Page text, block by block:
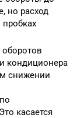
но расход
кондиционера
снижении
касается